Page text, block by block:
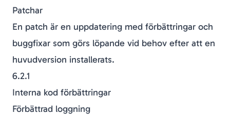
Patchar
En patch är en uppdatering med förbättringar och
buggfixar som görs löpande vid behov efter att en
huvudversion installerats.
6.2.1
Interna kod förbättringar
Förbättrad loggning